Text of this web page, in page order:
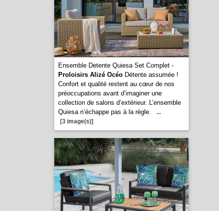
Ensemble Detente Quiesa Set Complet -
Proloisirs Alizé OcéoDétente assumée !
Confort et qualité restent au cœur de nos
préoccupations avant d’imaginer une
collection de salons d’extérieur. L’ensemble
Quiesa n’échappe pas à la règle.
...
[3 image(s)]